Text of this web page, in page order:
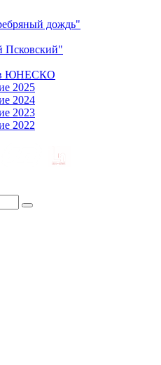
дождь"
Псковский"
в ЮНЕСКО
2025
2024
2023
2022